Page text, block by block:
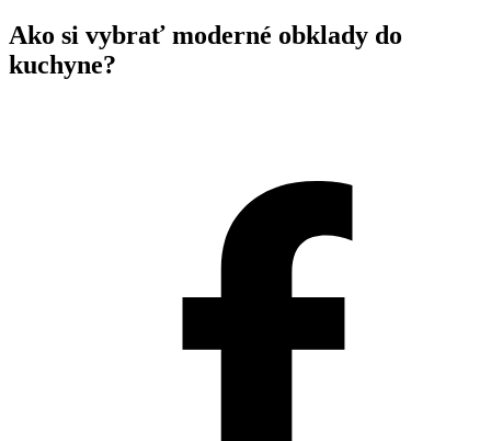
Ako si vybrať moderné obklady do
kuchyne?